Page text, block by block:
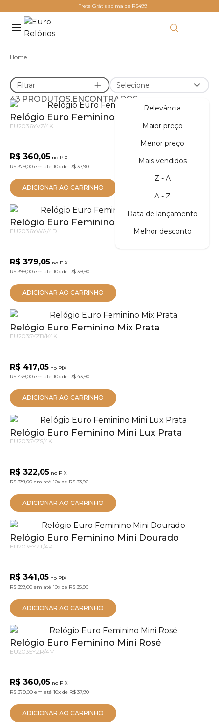
Frete Grátis acima de R$499
Home
Filtrar Selecione
Relevância
Maior preço
Menor preço
Mais vendidos
Z - A
A - Z
Data de lançamento
Melhor desconto
43 PRODUTOS ENCONTRADOS
Relógio Euro Feminino Glitz Prata
EU2036YVZ/4K
R$ 360,05 no PIX
R$ 379,00 em até 10x de R$ 37,90
ADICIONAR AO CARRINHO
Relógio Euro Feminino Glitz Dourado
EU2036YWA/4D
R$ 379,05 no PIX
R$ 399,00 em até 10x de R$ 39,90
ADICIONAR AO CARRINHO
Relógio Euro Feminino Mix Prata
EU2035YZB/K4K
R$ 417,05 no PIX
R$ 439,00 em até 10x de R$ 43,90
ADICIONAR AO CARRINHO
Relógio Euro Feminino Mini Lux Prata
EU2035YZS/4K
R$ 322,05 no PIX
R$ 339,00 em até 10x de R$ 33,90
ADICIONAR AO CARRINHO
Relógio Euro Feminino Mini Dourado
EU2035YZT/4R
R$ 341,05 no PIX
R$ 359,00 em até 10x de R$ 35,90
ADICIONAR AO CARRINHO
Relógio Euro Feminino Mini Rosé
EU2035YZR/4M
R$ 360,05 no PIX
R$ 379,00 em até 10x de R$ 37,90
ADICIONAR AO CARRINHO